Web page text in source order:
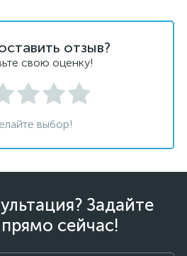
отзыв?
свою оценку!
выбор!
Задайте
сейчас!